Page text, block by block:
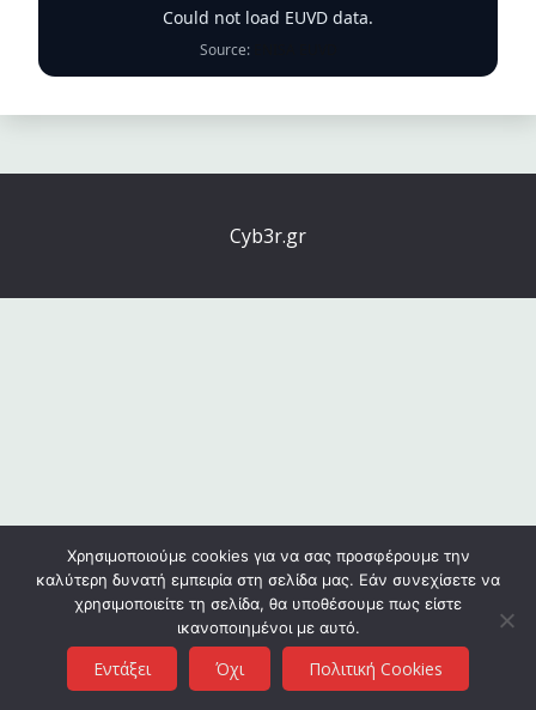
Could not load EUVD data.
Source:
Cyb3r.gr
Χρησιμοποιούμε cookies για να σας προσφέρουμε την
καλύτερη δυνατή εμπειρία στη σελίδα μας. Εάν συνεχίσετε να
χρησιμοποιείτε τη σελίδα, θα υποθέσουμε πως είστε
ικανοποιημένοι με αυτό.
Εντάξει Όχι Πολιτική Cookies